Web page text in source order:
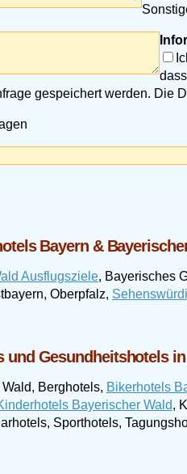
gespeichert werden. Die
Bayern &
Ausflugsziele, Bayerisches
Oberpfalz,
und Gesundheitshotels
Berghotels, Bikerhotels
Bayerischer Wald,
Sporthotels,